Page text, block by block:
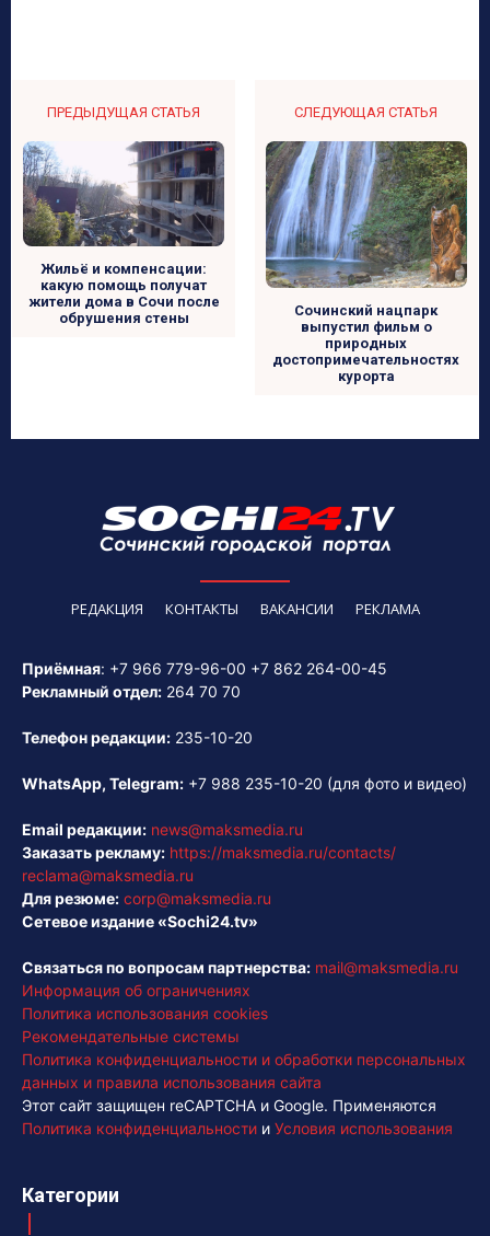
ПРЕДЫДУЩАЯ СТАТЬЯ
Жильё и компенсации:
какую помощь получат
жители дома в Сочи после
обрушения стены
СЛЕДУЮЩАЯ СТАТЬЯ
Сочинский нацпарк
выпустил фильм о
природных
достопримечательностях
курорта
РЕДАКЦИЯ КОНТАКТЫ ВАКАНСИИ РЕКЛАМА
Приёмная: +7 966 779-96-00 +7 862 264-00-45
Рекламный отдел: 264 70 70
Телефон редакции: 235-10-20
WhatsApp, Telegram: +7 988 235-10-20 (для фото и видео)
Email редакции: news@maksmedia.ru
Заказать рекламу: https://maksmedia.ru/contacts/
reclama@maksmedia.ru
Для резюме: corp@maksmedia.ru
Сетевое издание «Sochi24.tv»
Связаться по вопросам партнерства: mail@maksmedia.ru
Информация об ограничениях
Политика использования cookies
Рекомендательные системы
Политика конфиденциальности и обработки персональных
данных и правила использования сайта
Этот сайт защищен reCAPTCHA и Google. Применяются
Политика конфиденциальности и Условия использования
Категории